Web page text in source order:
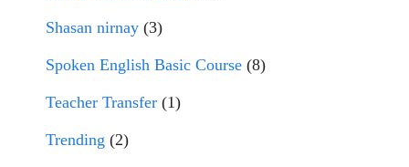
Shasan nirnay (3)
Spoken English Basic Course (8)
Teacher Transfer (1)
Trending (2)